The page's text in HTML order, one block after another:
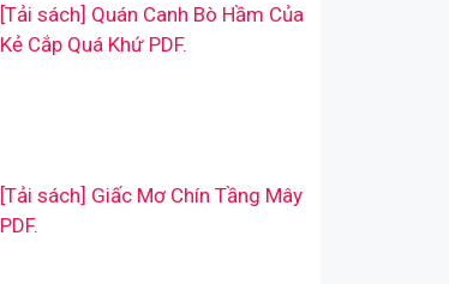
[Tải sách] Quán Canh Bò Hầm Của
Kẻ Cắp Quá Khứ PDF.
[Tải sách] Giấc Mơ Chín Tầng Mây
PDF.